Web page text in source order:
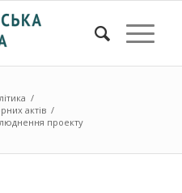
/
актів /
проекту